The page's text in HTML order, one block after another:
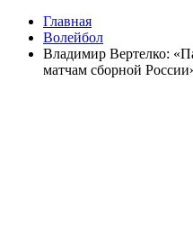
Главная
Волейбол
Владимир Вертелко:
матчам сборной